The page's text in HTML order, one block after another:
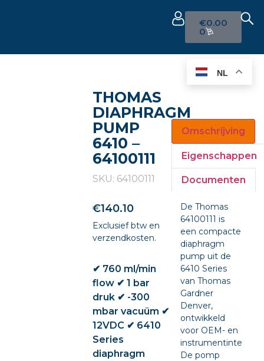
€0.00
0
THOMAS
DIAPHRAGM
PUMP
6410 –
64100111
SKU: 64100111
€140.10
Exclusief btw en
verzendkosten.
✔ 760 ml/min
flow ✔ 1 bar
druk ✔ -300
mbar vacuüm ✔
12VDC ✔ 6410
Series
diaphragm
Omschrijving
Eigenschappen
Documenten
De Thomas
64100111 is
een compacte
diaphragm
pump uit de
6410 Series
van Thomas
Gardner
Denver,
ontwikkeld
voor OEM- en
De pomp
NL